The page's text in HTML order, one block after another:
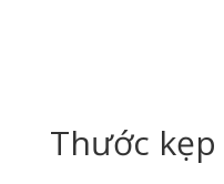
Thước